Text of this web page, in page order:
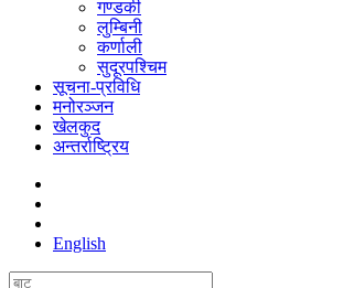
गण्डकी
लुम्बिनी
कर्णाली
सुदूरपश्चिम
सूचना-प्रविधि
मनोरञ्जन
खेलकुद
अन्तर्राष्ट्रिय
English